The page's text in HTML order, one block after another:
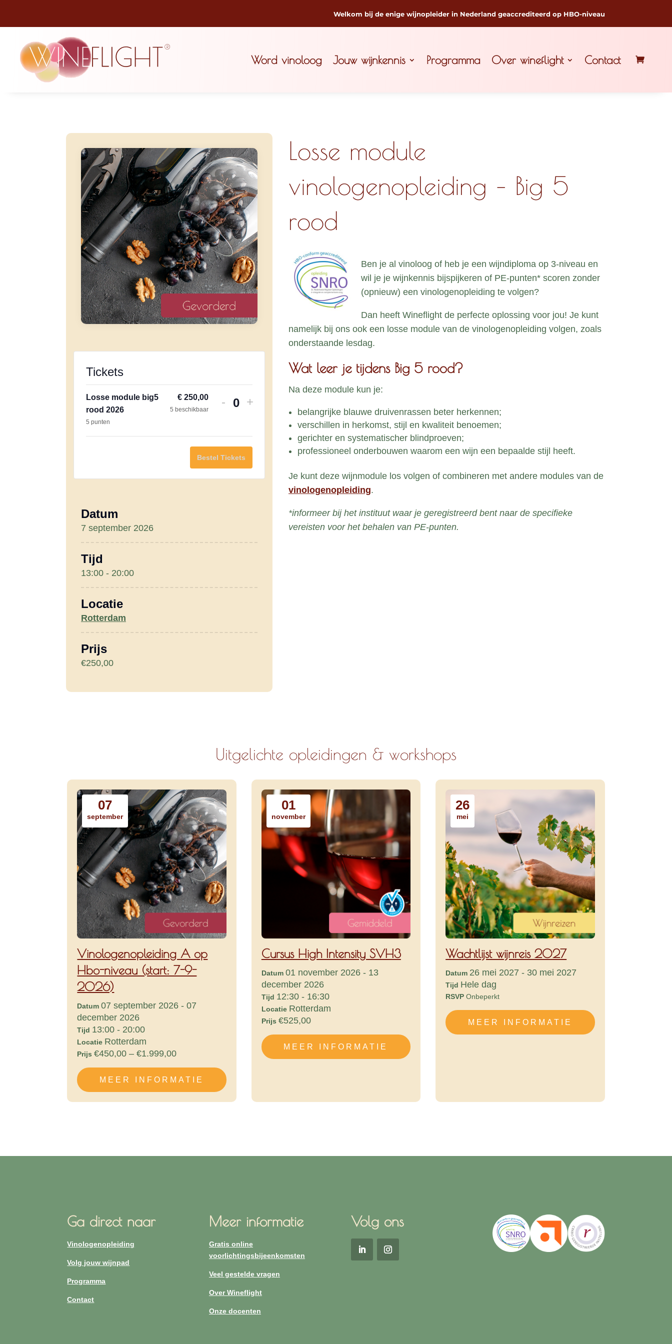
Welkom bij de enige wijnopleider in Nederland geaccrediteerd op HBO-niveau
Word vinoloog Jouw wijnkennis Programma Over wineflight Contact
Tickets
Losse module big5
rood 2026
5 punten
€ 250,00
5 beschikbaar
Verhoog
van
Losse
module
-
H
e
v
e
e
Verhoog
van
module
+
Bestel Tickets
Datum
7 september 2026
Tijd
13:00 - 20:00
Locatie
Rotterdam
Prijs
€250,00
Losse module
vinologenopleiding – Big 5
rood
Ben je al vinoloog of heb je een wijndiploma op 3-niveau en
wil je je wijnkennis bijspijkeren of PE-punten* scoren zonder
(opnieuw) een vinologenopleiding te volgen?
Dan heeft Wineflight de perfecte oplossing voor jou! Je kunt
namelijk bij ons ook een losse module van de vinologenopleiding volgen, zoals
onderstaande lesdag.
Wat leer je tijdens Big 5 rood?
Na deze module kun je:
belangrijke blauwe druivenrassen beter herkennen;
verschillen in herkomst, stijl en kwaliteit benoemen;
gerichter en systematischer blindproeven;
professioneel onderbouwen waarom een wijn een bepaalde stijl heeft.
Je kunt deze wijnmodule los volgen of combineren met andere modules van de
vinologenopleiding.
*informeer bij het instituut waar je geregistreerd bent naar de specifieke
vereisten voor het behalen van PE-punten.
Uitgelichte opleidingen & workshops
07
september
Vinologenopleiding A op
Hbo-niveau (start: 7-9-
2026)
Datum07 september 2026 - 07
december 2026
Tijd 13:00 - 20:00
Locatie Rotterdam
Prijs€450,00 – €1.999,00
MEER INFORMATIE
01
november
Cursus High Intensity SVH3
Datum 01 november 2026 - 13
december 2026
Tijd 12:30 - 16:30
Locatie Rotterdam
Prijs €525,00
MEER INFORMATIE
26
mei
Wachtlijst wijnreis 2027
Datum 26 mei 2027 - 30 mei 2027
Tijd Hele dag
RSVPOnbeperkt
MEER INFORMATIE
Ga direct naar
Vinologenopleiding
Volg jouw wijnpad
Programma
Contact
Meer informatie
Gratis online
voorlichtingsbijeenkomsten
Veel gestelde vragen
Over Wineflight
Onze docenten
Volg ons